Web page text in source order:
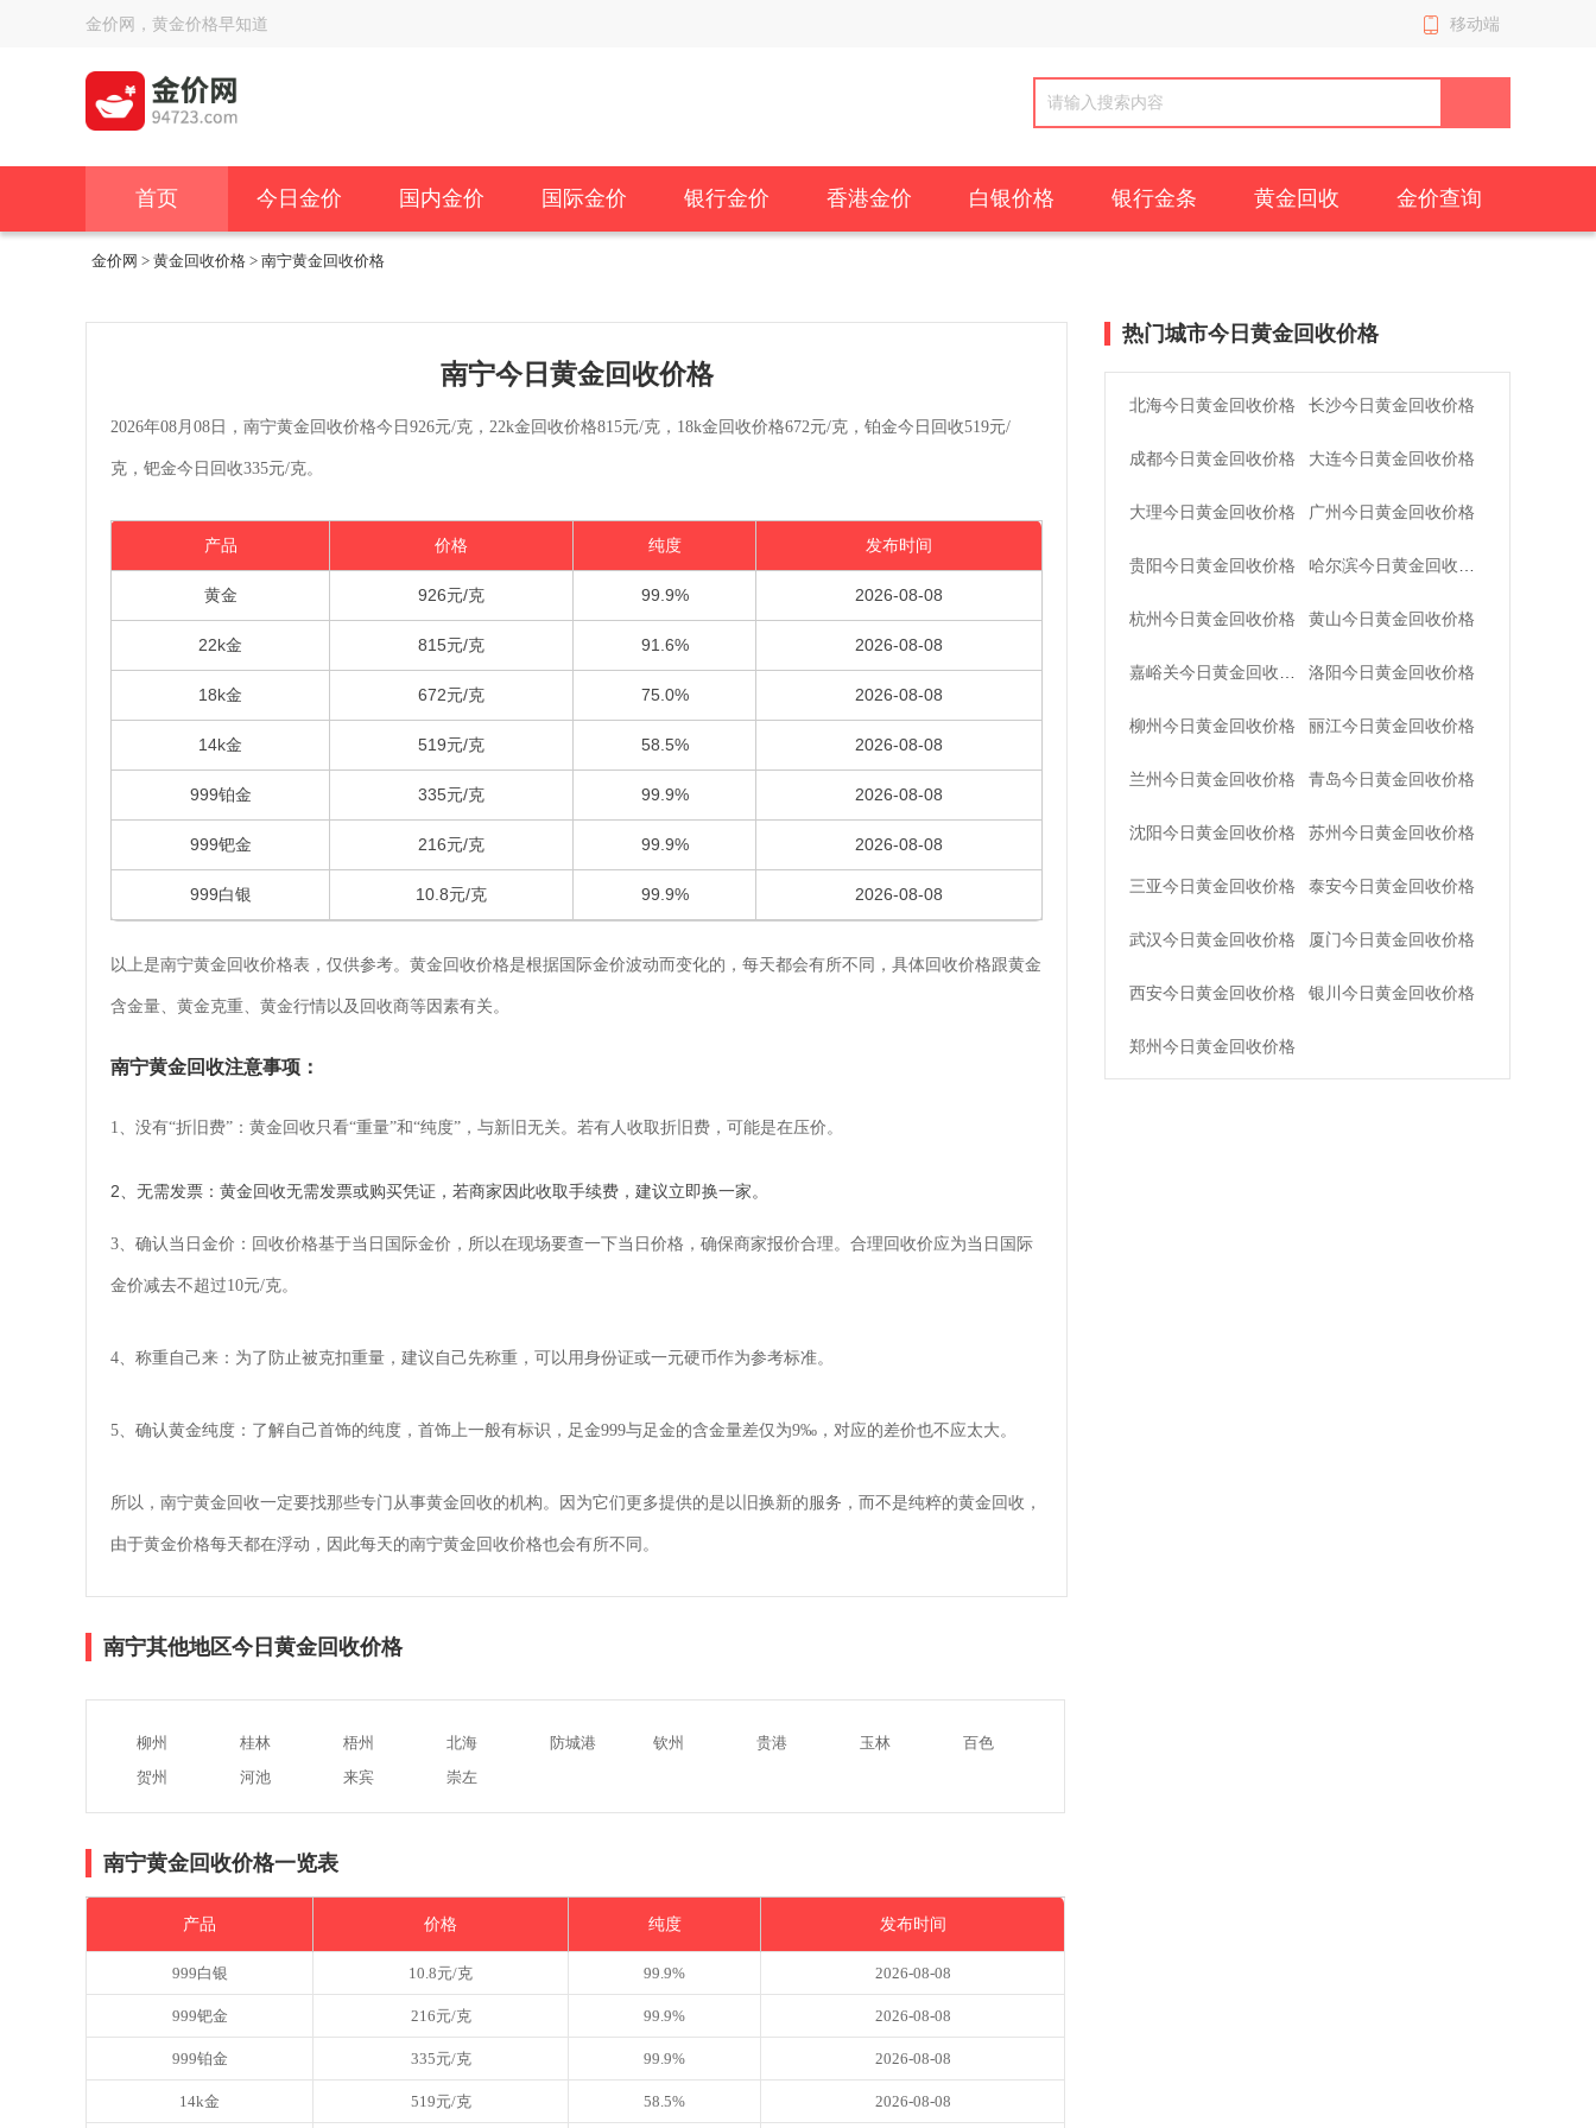
金价网，黄金价格早知道 移动端
首页 今日金价 国内金价 国际金价 银行金价 香港金价 白银价格 银行金条 黄金回收 金价查询
金价网 > 黄金回收价格 > 南宁黄金回收价格
南宁今日黄金回收价格
2026年08月08日，南宁黄金回收价格今日926元/克，22k金回收价格815元/克，18k金回收价格672元/克，铂金今日回收519元/
克，钯金今日回收335元/克。
产品 价格 纯度 发布时间
黄金 926元/克 99.9% 2026-08-08
22k金 815元/克 91.6% 2026-08-08
18k金 672元/克 75.0% 2026-08-08
14k金 519元/克 58.5% 2026-08-08
999铂金 335元/克 99.9% 2026-08-08
999钯金 216元/克 99.9% 2026-08-08
999白银 10.8元/克 99.9% 2026-08-08
以上是南宁黄金回收价格表，仅供参考。黄金回收价格是根据国际金价波动而变化的，每天都会有所不同，具体回收价格跟黄金
含金量、黄金克重、黄金行情以及回收商等因素有关。
南宁黄金回收注意事项：
1、没有“折旧费”：黄金回收只看“重量”和“纯度”，与新旧无关。若有人收取折旧费，可能是在压价。
2、无需发票：黄金回收无需发票或购买凭证，若商家因此收取手续费，建议立即换一家。
3、确认当日金价：回收价格基于当日国际金价，所以在现场要查一下当日价格，确保商家报价合理。合理回收价应为当日国际
金价减去不超过10元/克。
4、称重自己来：为了防止被克扣重量，建议自己先称重，可以用身份证或一元硬币作为参考标准。
5、确认黄金纯度：了解自己首饰的纯度，首饰上一般有标识，足金999与足金的含金量差仅为9‰，对应的差价也不应太大。
所以，南宁黄金回收一定要找那些专门从事黄金回收的机构。因为它们更多提供的是以旧换新的服务，而不是纯粹的黄金回收，
由于黄金价格每天都在浮动，因此每天的南宁黄金回收价格也会有所不同。
南宁其他地区今日黄金回收价格
柳州 桂林 梧州 北海 防城港 钦州 贵港 玉林
百色
贺州
河池 来宾 崇左
南宁黄金回收价格一览表
产品 价格 纯度 发布时间
999白银 10.8元/克 99.9% 2026-08-08
999钯金 216元/克 99.9% 2026-08-08
999铂金 335元/克 99.9% 2026-08-08
14k金 519元/克 58.5% 2026-08-08
热门城市今日黄金回收价格
北海今日黄金回收价格 长沙今日黄金回收价格
成都今日黄金回收价格 大连今日黄金回收价格
大理今日黄金回收价格 广州今日黄金回收价格
贵阳今日黄金回收价格
杭州今日黄金回收价格 黄山今日黄金回收价格
洛阳今日黄金回收价格
柳州今日黄金回收价格 丽江今日黄金回收价格
兰州今日黄金回收价格 青岛今日黄金回收价格
沈阳今日黄金回收价格 苏州今日黄金回收价格
三亚今日黄金回收价格 泰安今日黄金回收价格
武汉今日黄金回收价格 厦门今日黄金回收价格
西安今日黄金回收价格 银川今日黄金回收价格
郑州今日黄金回收价格